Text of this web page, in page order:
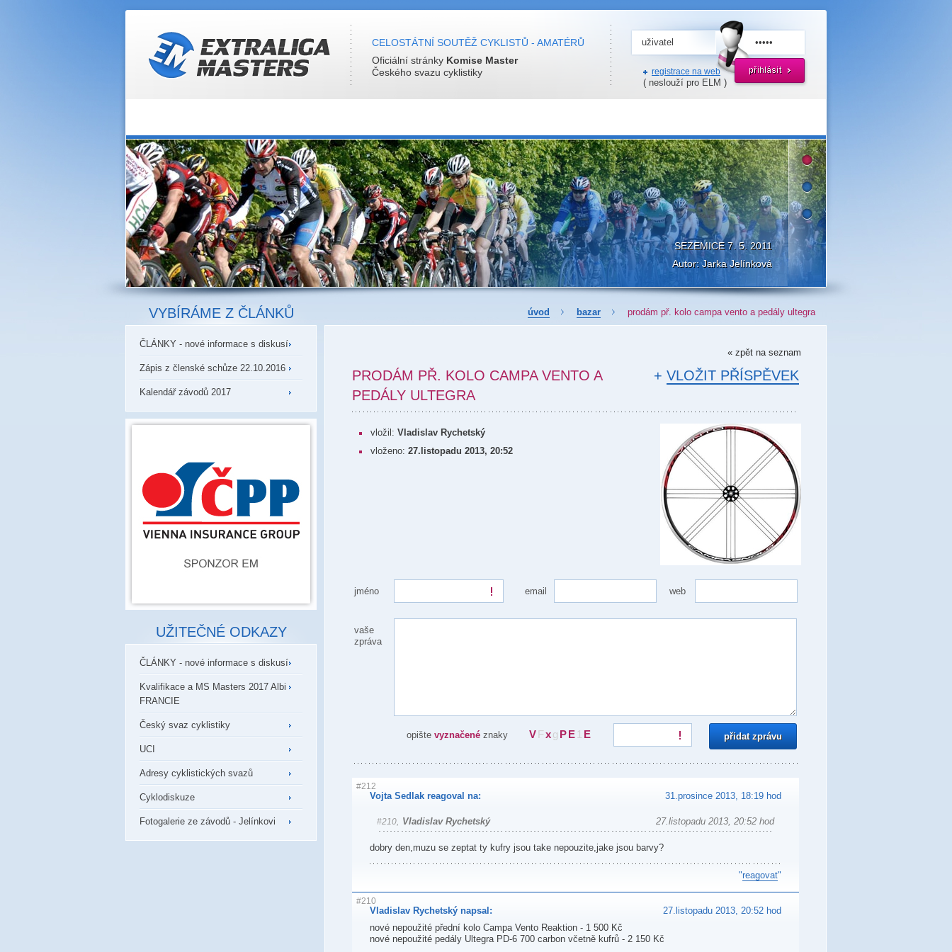
CELOSTÁTNÍ SOUTĚŽ CYKLISTŮ - AMATÉRŮ
Oficiální stránky Komise Master
Českého svazu cyklistiky
registrace na web
( neslouží pro ELM )
SEZEMICE 7. 5. 2011
Autor: Jarka Jelínková
VYBÍRÁME Z ČLÁNKŮ
ČLÁNKY - nové informace s diskusí
Zápis z členské schůze 22.10.2016
Kalendář závodů 2017
UŽITEČNÉ ODKAZY
ČLÁNKY - nové informace s diskusí
Kvalifikace a MS Masters 2017 Albi
FRANCIE
Český svaz cyklistiky
UCI
Adresy cyklistických svazů
Cyklodiskuze
Fotogalerie ze závodů - Jelínkovi
úvod bazar prodám př. kolo campa vento a pedály ultegra
« zpět na seznam
+ VLOŽIT PŘÍSPĚVEK
PRODÁM PŘ. KOLO CAMPA VENTO A
PEDÁLY ULTEGRA
vložil: Vladislav Rychetský
vloženo: 27.listopadu 2013, 20:52
jméno email web
vaše
zpráva
VFxg PE 1 E
opište vyznačené znaky
#212
Vojta Sedlak reagoval na: 31.prosince 2013, 18:19 hod
#210, Vladislav Rychetský 27.listopadu 2013, 20:52 hod
dobry den,muzu se zeptat ty kufry jsou take nepouzite,jake jsou barvy?
"reagovat"
#210
Vladislav Rychetský napsal:
27.listopadu 2013, 20:52 hod
nové nepoužité přední kolo Campa Vento Reaktion - 1 500 Kč
nové nepoužité pedály Ultegra PD-6 700 carbon včetně kufrů - 2 150 Kč